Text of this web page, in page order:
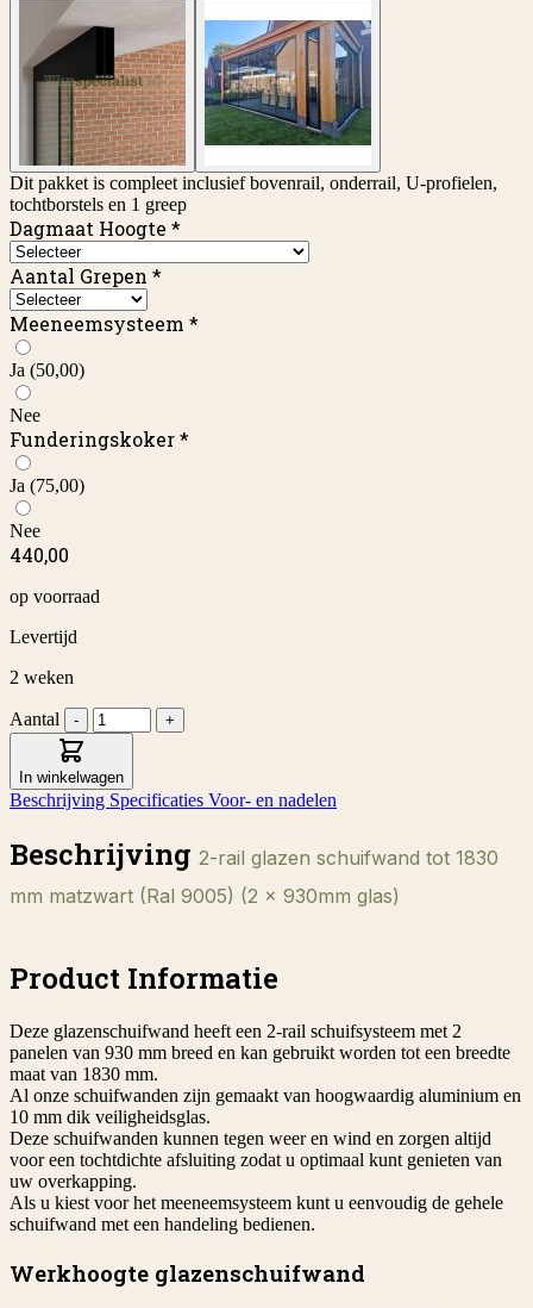
Dit pakket is compleet inclusief bovenrail, onderrail, U-profielen,
tochtborstels en 1 greep
Dagmaat Hoogte *
Aantal Grepen *
Meeneemsysteem *
Ja (50,00)
Nee
Funderingskoker*
Ja (75,00)
Nee
440,00
op voorraad
Levertijd
2 weken
Aantal - +
In winkelwagen
Beschrijving Specificaties Voor- en nadelen
Beschrijving 2-rail glazen schuifwand tot 1830
mm matzwart (Ral 9005) (2 x 930mm glas)
Product Informatie
Deze glazenschuifwand heeft een 2-rail schuifsysteem met 2
panelen van 930 mm breed en kan gebruikt worden tot een breedte
maat van 1830 mm.
Al onze schuifwanden zijn gemaakt van hoogwaardig aluminium en
10 mm dik veiligheidsglas.
Deze schuifwanden kunnen tegen weer en wind en zorgen altijd
voor een tochtdichte afsluiting zodat u optimaal kunt genieten van
uw overkapping.
Als u kiest voor het meeneemsysteem kunt u eenvoudig de gehele
schuifwand met een handeling bedienen.
Werkhoogte glazenschuifwand